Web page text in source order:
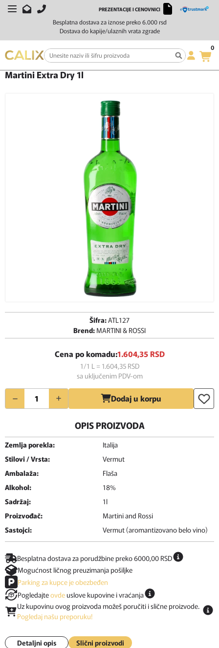
Besplatna dostava za iznose preko 6.000 rsd
Dostava do kapije/ulaznih vrata zgrade
PREZENTACIJE I CENOVNICI
0
Početna Žestoka pića Vermut Martini Extra Dry 1l
Martini Extra Dry 1l
Šifra:ATL127
Brend: MARTINI & ROSSI
Cena po komadu:1.604,35 RSD
1/1 L = 1.604,35 RSD
sa uključenim PDV-om
Količina Dodaj u korpu
OPIS PROIZVODA
Zemlja porekla:
Italija
Stilovi / Vrsta:
Vermut
Ambalaža:
Flaša
Alkohol:
18%
Sadržaj:
1l
Proizvođač:
Martini and Rossi
Sastojci:
Vermut (aromantizovano belo vino)
Besplatna dostava za porudžbine preko 6000,00 RSD
Mogućnost ličnog preuzimanja pošiljke
Parking za kupce je obezbeđen
Pogledajteovde uslove kupovine i vraćanja
Uz kupovinu ovog proizvoda možeš poručiti i slične proizvode.
Pogledaj našu preporuku!
Detaljni opis Slični proizvodi